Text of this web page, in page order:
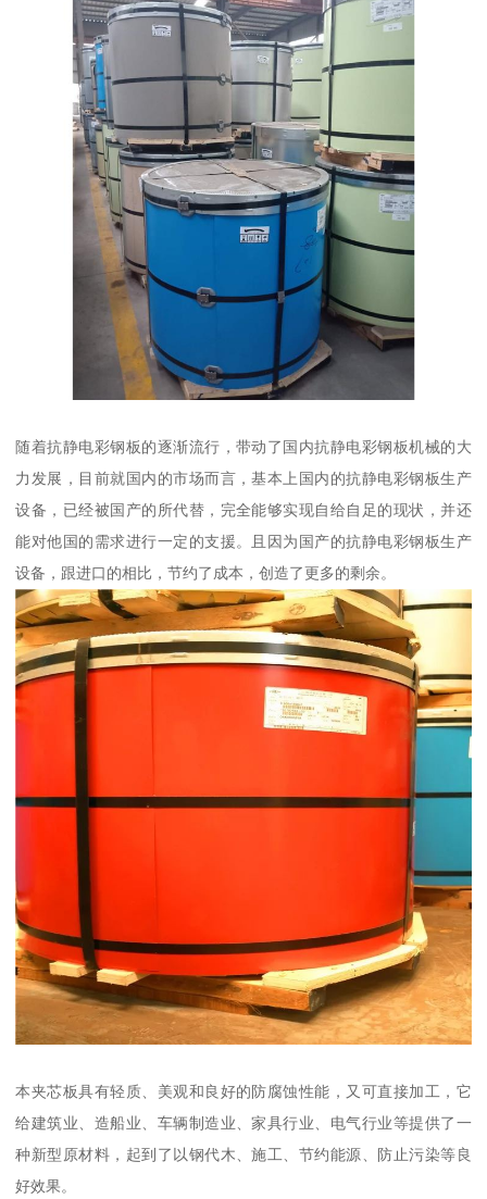
随着抗静电彩钢板的逐渐流行，带动了国内抗静电彩钢板机械的大
力发展，目前就国内的市场而言，基本上国内的抗静电彩钢板生产
设备，已经被国产的所代替，完全能够实现自给自足的现状，并还
能对他国的需求进行一定的支援。且因为国产的抗静电彩钢板生产
设备，跟进口的相比，节约了成本，创造了更多的剩余。
本夹芯板具有轻质、美观和良好的防腐蚀性能，又可直接加工，它
给建筑业、造船业、车辆制造业、家具行业、电气行业等提供了一
种新型原材料，起到了以钢代木、施工、节约能源、防止污染等良
好效果。